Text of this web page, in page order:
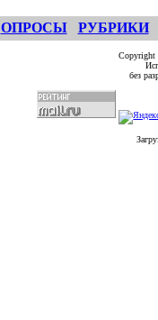
ОПРОСЫ РУБРИКИ
без